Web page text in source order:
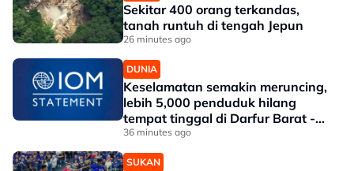
Sekitar 400 orang terkandas,
tanah runtuh di tengah Jepun
26 minutes ago
DUNIA
Keselamatan semakin meruncing,
lebih 5,000 penduduk hilang
tempat tinggal di Darfur Barat -
IOM
36 minutes ago
SUKAN